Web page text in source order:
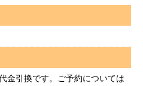
金引換です。ご予約については